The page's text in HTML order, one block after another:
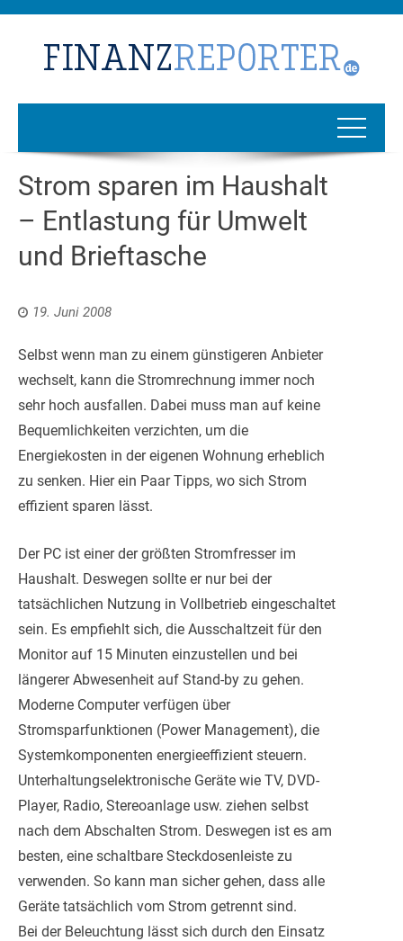
Strom sparen im Haushalt
– Entlastung für Umwelt
und Brieftasche
19. Juni 2008
Selbst wenn man zu einem günstigeren Anbieter
wechselt, kann die Stromrechnung immer noch
sehr hoch ausfallen. Dabei muss man auf keine
Bequemlichkeiten verzichten, um die
Energiekosten in der eigenen Wohnung erheblich
zu senken. Hier ein Paar Tipps, wo sich Strom
effizient sparen lässt.
Der PC ist einer der größten Stromfresser im
Haushalt. Deswegen sollte er nur bei der
tatsächlichen Nutzung in Vollbetrieb eingeschaltet
sein. Es empfiehlt sich, die Ausschaltzeit für den
Monitor auf 15 Minuten einzustellen und bei
längerer Abwesenheit auf Stand-by zu gehen.
Moderne Computer verfügen über
Stromsparfunktionen (Power Management), die
Systemkomponenten energieeffizient steuern.
Unterhaltungselektronische Geräte wie TV, DVD-
Player, Radio, Stereoanlage usw. ziehen selbst
nach dem Abschalten Strom. Deswegen ist es am
besten, eine schaltbare Steckdosenleiste zu
verwenden. So kann man sicher gehen, dass alle
Geräte tatsächlich vom Strom getrennt sind.
Bei der Beleuchtung lässt sich durch den Einsatz